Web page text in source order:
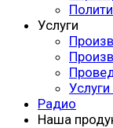
Услуги
Радио
Наша